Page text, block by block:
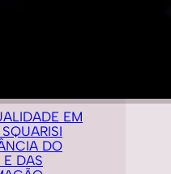
EM
DO
DAS